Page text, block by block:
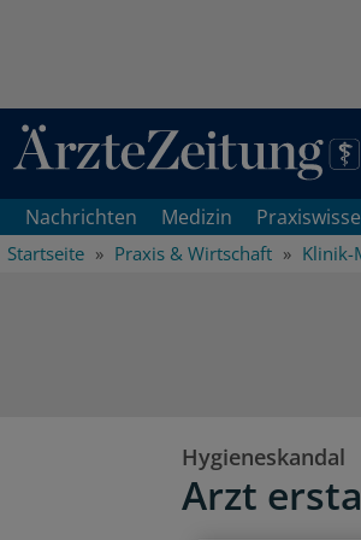
Direkt zum Inhaltsbereich
Nachrichten Medizin
Startseite Praxis & Wirtschaft Klinik-
Hygieneskandal
Arzt